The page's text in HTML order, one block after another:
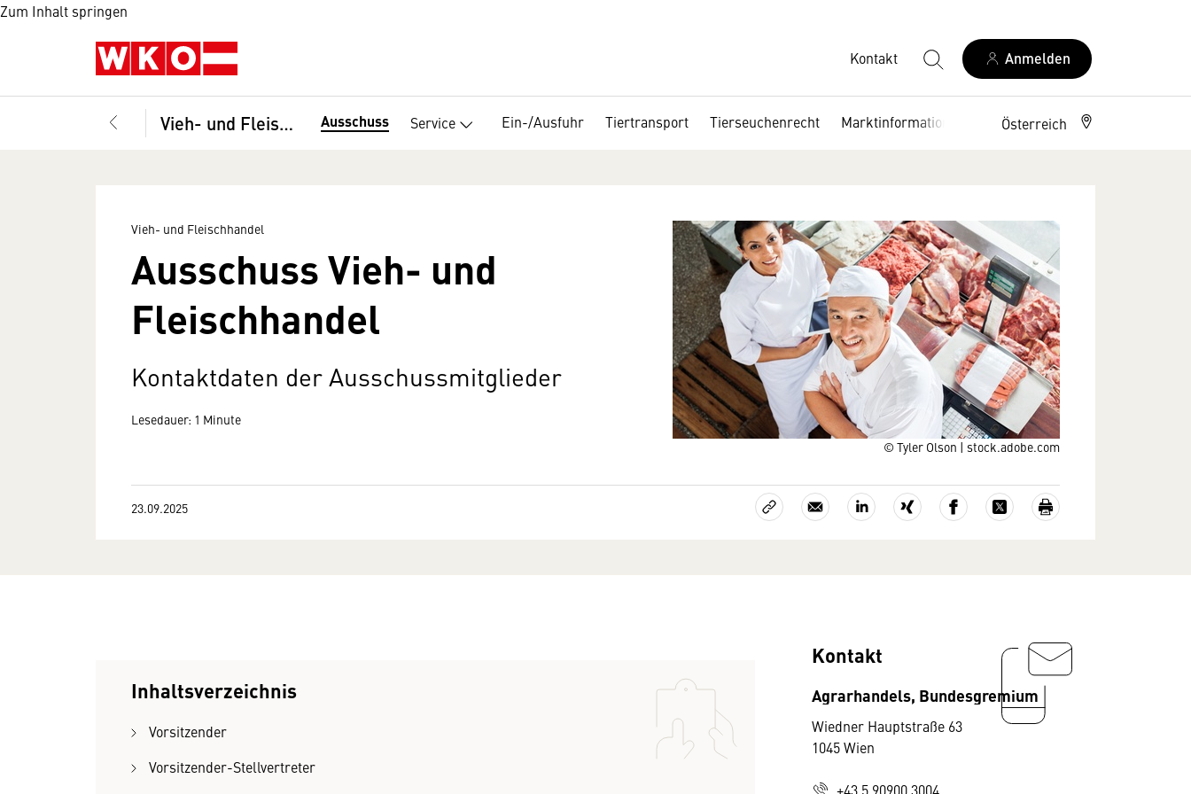
Zum Inhalt springen
Kontakt Anmelden
Vieh- und Fleischhandel Ausschuss Service Ein-/Ausfuhr Tiertransport Tierseuchenrecht Marktinformationen Österreich
© Tyler Olson | stock.adobe.com
Vieh- und Fleischhandel
Ausschuss Vieh- und
Fleischhandel
Kontaktdaten der Ausschussmitglieder
Lesedauer: 1 Minute
23.09.2025
Inhaltsverzeichnis
Vorsitzender
Vorsitzender-Stellvertreter
Kontakt
Agrarhandels, Bundesgremium
Wiedner Hauptstraße 63
1045 Wien
+43 5 90900 3004